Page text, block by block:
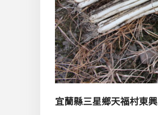
宜蘭縣三星鄉天福村東